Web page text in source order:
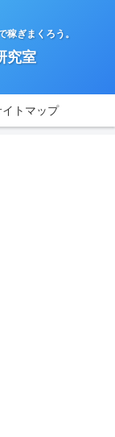
ぎまくろう。
究室
イトマップ